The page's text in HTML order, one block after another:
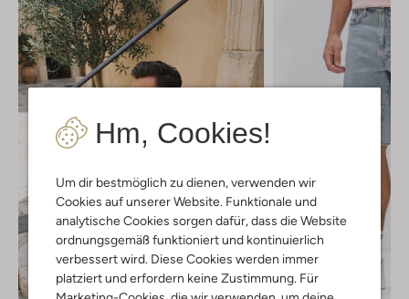
Hm, Cookies!
Um dir bestmöglich zu dienen, verwenden wir
Cookies auf unserer Website. Funktionale und
analytische Cookies sorgen dafür, dass die Website
ordnungsgemäß funktioniert und kontinuierlich
verbessert wird. Diese Cookies werden immer
platziert und erfordern keine Zustimmung. Für